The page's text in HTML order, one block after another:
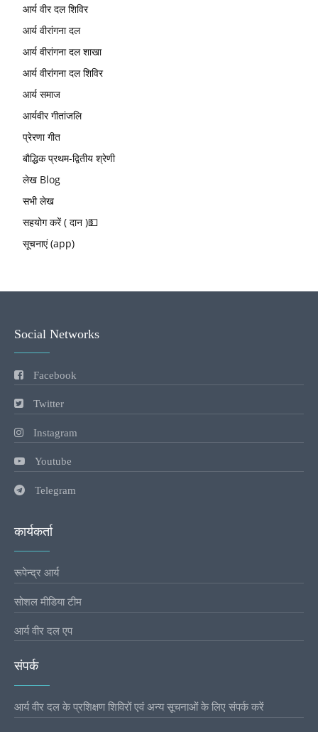
आर्य वीर दल शिविर
आर्य वीरांगना दल
आर्य वीरांगना दल शाखा
आर्य वीरांगना दल शिविर
आर्य समाज
आर्यवीर गीतांजलि
प्रेरणा गीत
बौद्धिक प्रथम-द्वितीय श्रेणी
लेख Blog
सभी लेख
सहयोग करें ( दान )💵
सूचनाएं (app)
Social Networks
Facebook
Twitter
Instagram
Youtube
Telegram
कार्यकर्ता
रूपेन्द्र आर्य
सोशल मीडिया टीम
आर्य वीर दल एप
संपर्क
आर्य वीर दल के प्रशिक्षण शिविरों एवं अन्य सूचनाओं के लिए संपर्क करें